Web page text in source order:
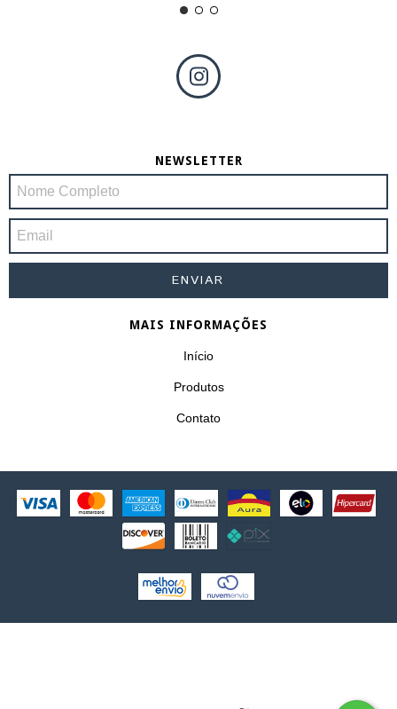
NEWSLETTER
MAIS INFORMAÇÕES
Início
Produtos
Contato